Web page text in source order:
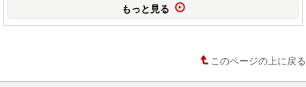
もっと見る
このページの上に戻る